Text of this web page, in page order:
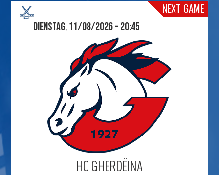
NEXT GAME
Dienstag, 11/08/2026 - 20:45
HC GHERDËINA